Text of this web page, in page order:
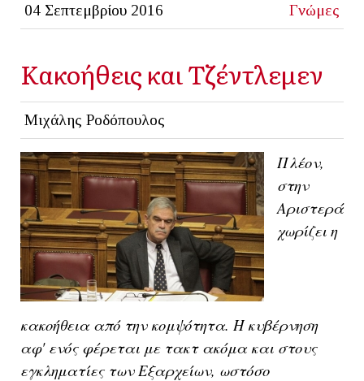
04 Σεπτεμβρίου 2016 Γνώμες
Κακοήθεις και Τζέντλεμεν
Μιχάλης Ροδόπουλος
Πλέον,
στην
Αριστερά
χωρίζει η
κακοήθεια από την κομψότητα. Η κυβέρνηση
αφ' ενός φέρεται με τακτ ακόμα και στους
εγκληματίες των Εξαρχείων, ωστόσο